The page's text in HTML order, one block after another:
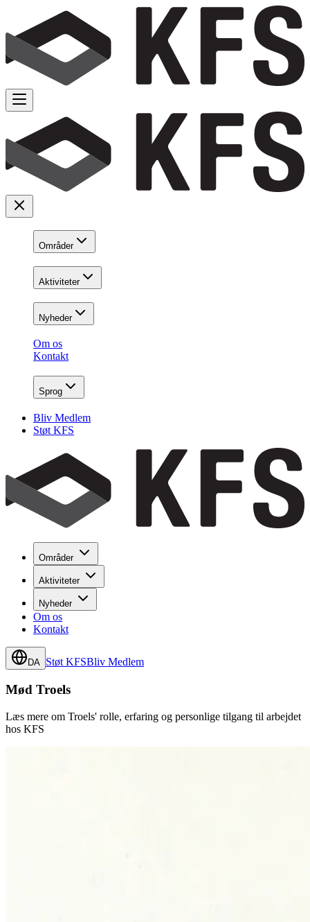
Områder
Aktiviteter
Nyheder
Om os
Kontakt
Sprog
Bliv Medlem
Støt KFS
Områder
Aktiviteter
Nyheder
Om os
Kontakt
DA Støt KFSBliv Medlem
Mød Troels
Læs mere om Troels' rolle, erfaring og personlige tilgang til arbejdet
hos KFS